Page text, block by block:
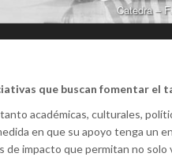
Catedra –
que buscan fomentar el
académicas, culturales,
en que su apoyo tenga un
de impacto que permitan no